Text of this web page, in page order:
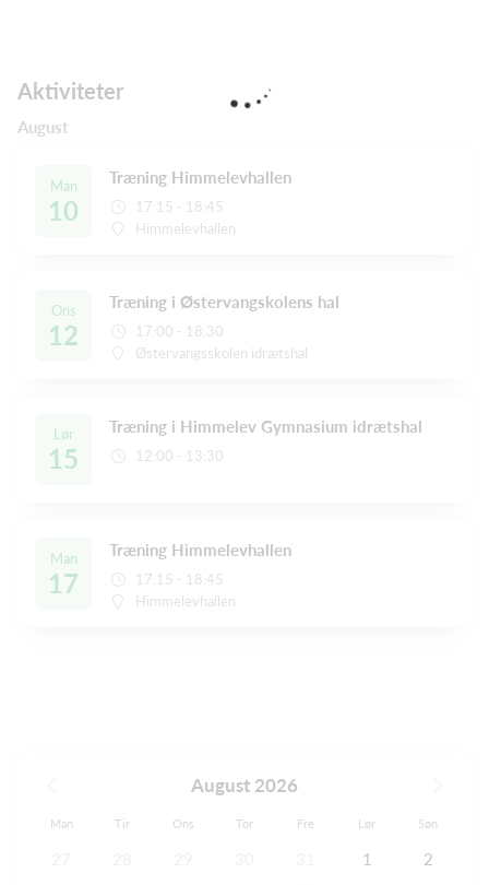
Aktiviteter
August
Man
10
Træning Himmelevhallen
17:15 - 18:45
Himmelevhallen
Ons
12
Træning i Østervangskolens hal
17:00 - 18:30
Østervangsskolen idrætshal
Lør
15
Træning i Himmelev Gymnasium idrætshal
12:00 - 13:30
Man
17
Træning Himmelevhallen
17:15 - 18:45
Himmelevhallen
August 2026
Man Tir Ons Tor Fre Lør Søn
1 2